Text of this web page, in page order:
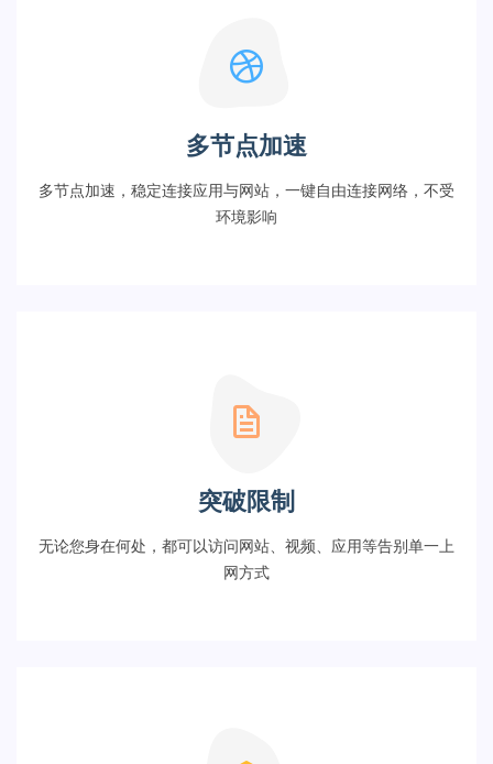
多节点加速
多节点加速，稳定连接应用与网站，一键自由连接网络，不受
环境影响
突破限制
无论您身在何处，都可以访问网站、视频、应用等告别单一上
网方式